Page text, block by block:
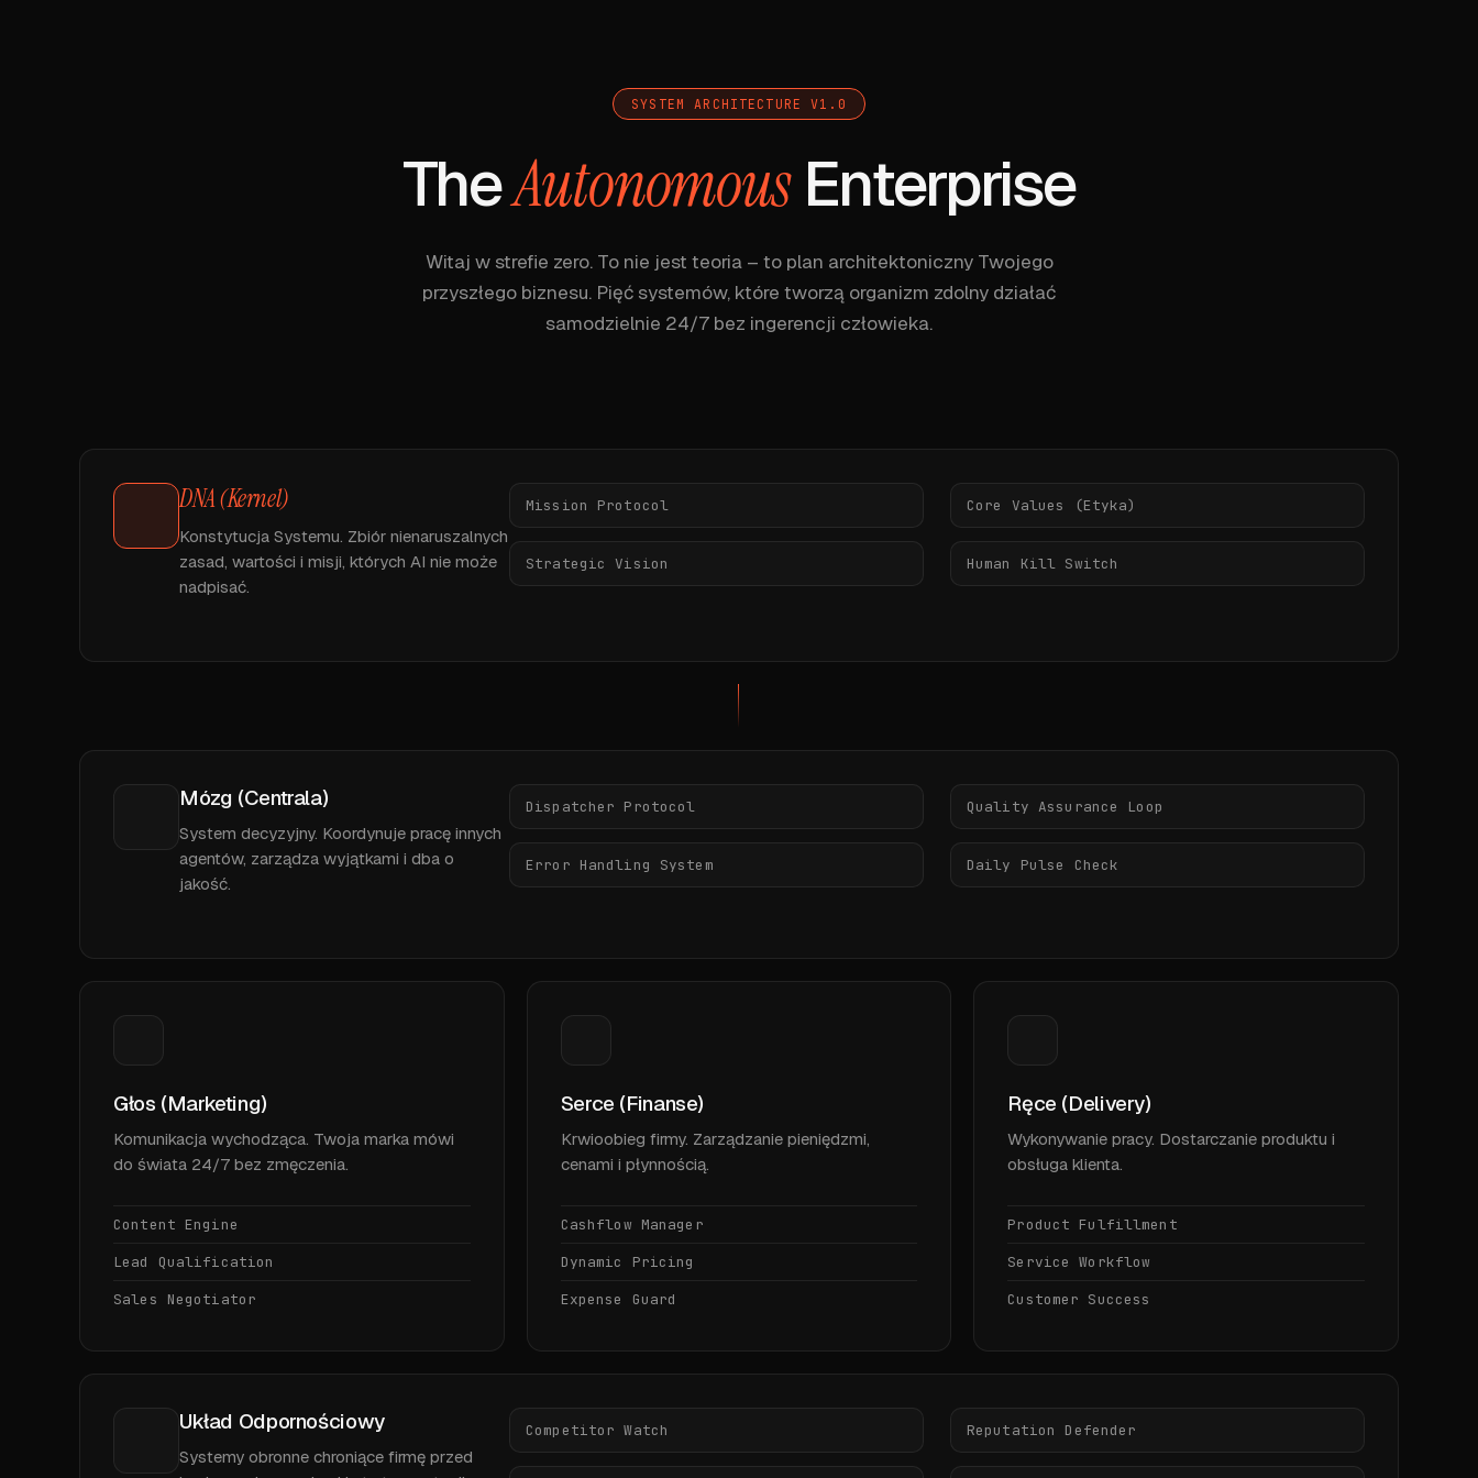
SYSTEM ARCHITECTURE V1.0
TheAutonomousEnterprise
Witaj w strefie zero. To nie jest teoria – to plan architektoniczny Twojego
przyszłego biznesu. Pięć systemów, które tworzą organizm zdolny działać
samodzielnie 24/7 bez ingerencji człowieka.
DNA (Kernel)
Konstytucja Systemu. Zbiór nienaruszalnych
zasad, wartości i misji, których AI nie może
nadpisać.
Mission Protocol Core Values (Etyka)
Strategic Vision Human Kill Switch
Mózg (Centrala)
System decyzyjny. Koordynuje pracę innych
agentów, zarządza wyjątkami i dba o
jakość.
Dispatcher Protocol Quality Assurance Loop
Error Handling System Daily Pulse Check
Głos (Marketing)
Komunikacja wychodząca. Twoja marka mówi
do świata 24/7 bez zmęczenia.
Content Engine
Lead Qualification
Sales Negotiator
Serce (Finanse)
Krwioobieg firmy. Zarządzanie pieniędzmi,
cenami i płynnością.
Cashflow Manager
Dynamic Pricing
Expense Guard
Ręce (Delivery)
Wykonywanie pracy. Dostarczanie produktu i
obsługa klienta.
Product Fulfillment
Service Workflow
Customer Success
Układ Odpornościowy
Systemy obronne chroniące firmę przed
Competitor Watch Reputation Defender